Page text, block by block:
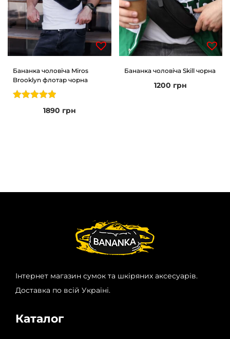
Бананка чоловіча Miros
Brooklyn флотар чорна
1890 грн
Бананка чоловіча Skill чорна
1200 грн
Інтернет магазин сумок та шкіряних аксесуарів.
Доставка по всій Україні.
Каталог